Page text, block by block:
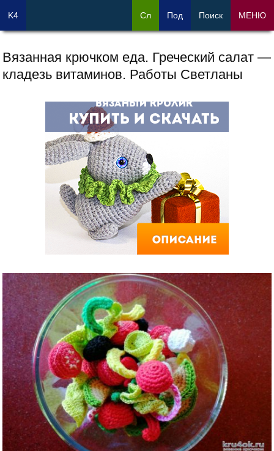
Вязанная крючком еда. Греческий салат —
кладезь витаминов. Работы Светланы
K4 Сл Под Поиск МЕНЮ